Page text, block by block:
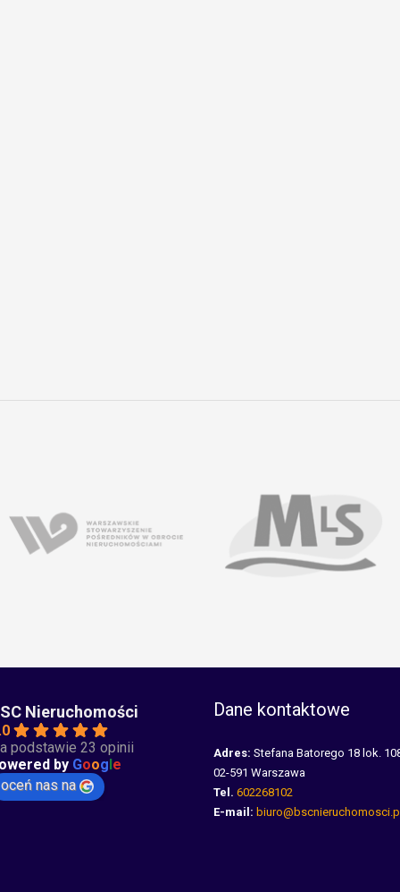
Nieruchomości
podstawie 23 opinii
by Google
oceń nas na
Dane kontaktowe
Adres: Stefana Batorego 18 lok.
02-591 Warszawa
Tel. 602268102
E-mail: